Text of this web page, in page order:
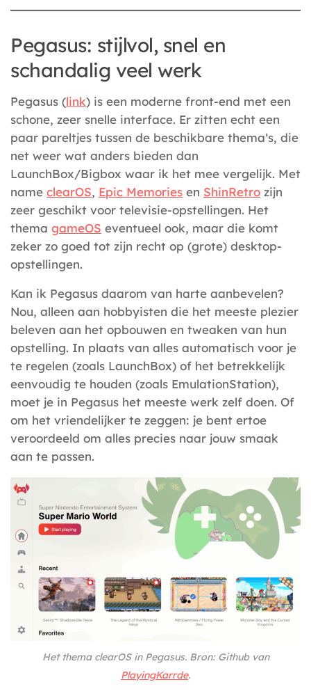
Pegasus: stijlvol, snel en
schandalig veel werk
Pegasus (link) is een moderne front‑end met een
schone, zeer snelle interface. Er zitten echt een
paar pareltjes tussen de beschikbare thema’s, die
net weer wat anders bieden dan
LaunchBox/Bigbox waar ik het mee vergelijk. Met
name clearOS, Epic Memories en ShinRetro zijn
zeer geschikt voor televisie-opstellingen. Het
thema gameOS eventueel ook, maar die komt
zeker zo goed tot zijn recht op (grote) desktop-
opstellingen.
Kan ik Pegasus daarom van harte aanbevelen?
Nou, alleen aan hobbyisten die het meeste plezier
beleven aan het opbouwen en tweaken van hun
opstelling. In plaats van alles automatisch voor je
te regelen (zoals LaunchBox) of het betrekkelijk
eenvoudig te houden (zoals EmulationStation),
moet je in Pegasus het meeste werk zelf doen. Of
om het vriendelijker te zeggen: je bent ertoe
veroordeeld om alles precies naar jouw smaak
aan te passen.
Het thema clearOS in Pegasus. Bron: Github van
PlayingKarrde.